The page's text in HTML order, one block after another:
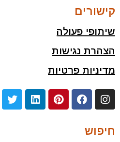
קישורים
שיתופי פעולה
הצהרת נגישות
מדיניות פרטיות
חיפוש